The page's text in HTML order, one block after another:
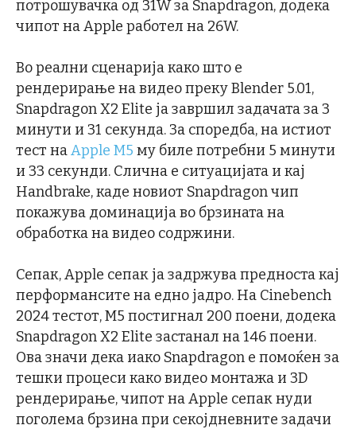
потрошувачка од 31W за Snapdragon, додека
чипот на Apple работел на 26W.
Во реални сценарија како што е
рендерирање на видео преку Blender 5.01,
Snapdragon X2 Elite ја завршил задачата за 3
минути и 31 секунда. За споредба, на истиот
тест наApple M5 му биле потребни 5 минути
и 33 секунди. Слична е ситуацијата и кај
Handbrake, каде новиот Snapdragon чип
покажува доминација во брзината на
обработка на видео содржини.
Сепак, Apple сепак ја задржува предноста кај
перформансите на едно јадро. На Cinebench
2024 тестот, M5 постигнал 200 поени, додека
Snapdragon X2 Elite застанал на 146 поени.
Ова значи дека иако Snapdragon е помоќен за
тешки процеси како видео монтажа и 3D
рендерирање, чипот на Apple сепак нуди
поголема брзина при секојдневните задачи